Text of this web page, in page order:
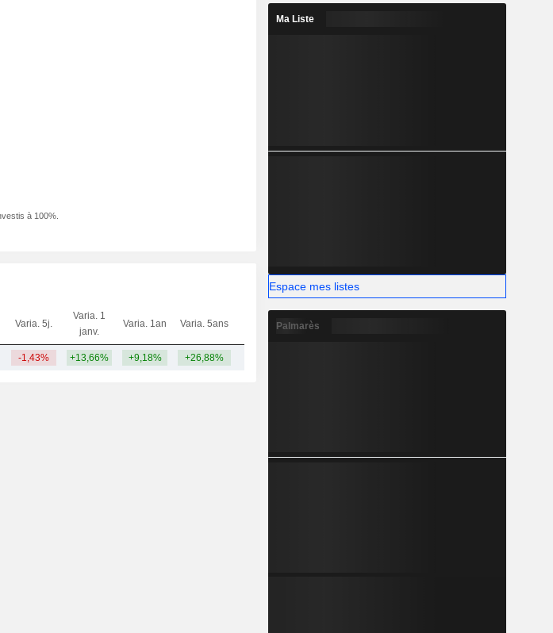
à 100%.
Varia. 5j.
Varia. 1
janv.
Varia. 1an Varia. 5ans Capi. CT
-1,43% +13,66% +9,18% +26,88%
Ma Liste
Espace mes listes
Palmarès